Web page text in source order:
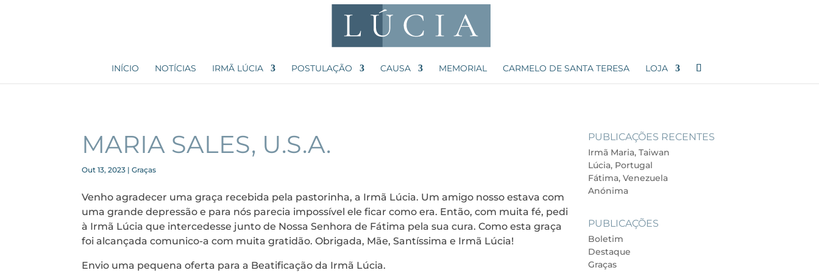
INÍCIO NOTÍCIAS IRMÃ LÚCIA POSTULAÇÃO CAUSA MEMORIAL CARMELO DE SANTA TERESA LOJA
MARIA SALES, U.S.A.
Out 13, 2023 |Graças
Venho agradecer uma graça recebida pela pastorinha, a Irmã Lúcia. Um amigo nosso estava com
uma grande depressão e para nós parecia impossível ele ficar como era. Então, com muita fé, pedi
à Irmã Lúcia que intercedesse junto de Nossa Senhora de Fátima pela sua cura. Como esta graça
foi alcançada comunico-a com muita gratidão. Obrigada, Mãe, Santíssima e Irmã Lúcia!
Envio uma pequena oferta para a Beatificação da Irmã Lúcia.
PUBLICAÇÕES RECENTES
Irmã Maria, Taiwan
Lúcia, Portugal
Fátima, Venezuela
Anónima
PUBLICAÇÕES
Boletim
Destaque
Graças